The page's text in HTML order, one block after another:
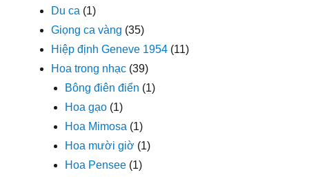
Du ca (1)
Giọng ca vàng (35)
Hiệp định Geneve 1954 (11)
Hoa trong nhạc (39)
Bông điên điển (1)
Hoa gạo (1)
Hoa Mimosa (1)
Hoa mười giờ (1)
Hoa Pensee (1)